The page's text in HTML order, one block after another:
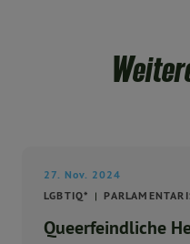
27. Nov. 2024
LGBTIQ*
Queerfeindliche